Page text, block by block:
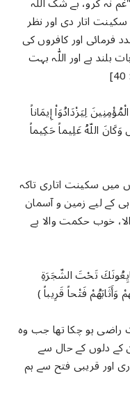
اتار دی اور نظر
فرمائی اور کافروں کی
بلند ہے اور اللّٰہ بہت
لِيَزْدَادُوَاْ إِيمَاناً
اللّهُ عَلِيماً حَكِيماً
میں سکینت اتاری تاکہ
ہی کے لیے زمین و آسمان
خوب حکمت والا ہے
تَحْتَ الشّجَرَةِ
فَتْحاً قَرِيباً )
راضی ہو چکا تھا جب وہ
کے دلوں کے حال سے
اور قریبی فتح سے ہم